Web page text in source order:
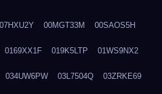
00MGT33M 00SAOS5H
0169XX1F 019K5LTP 01WS9NX2
034UW6PW 03L7504Q 03ZRKE69